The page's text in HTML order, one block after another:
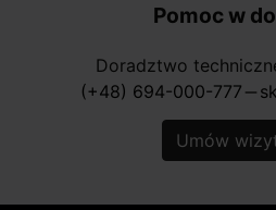
Pomoc w
Doradztwo
(+48) 694-000-777 horizontal_rule
Umów